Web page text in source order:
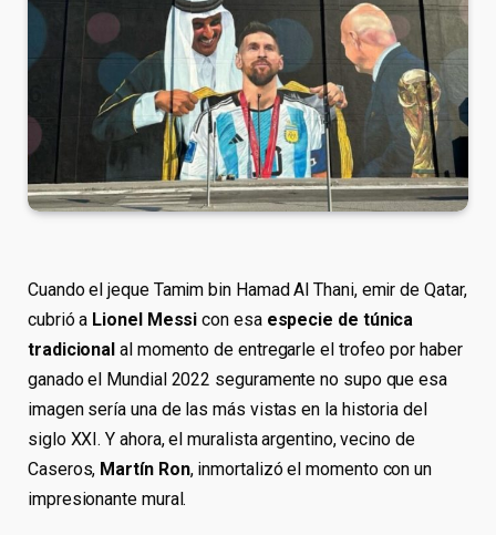
Cuando el jeque Tamim bin Hamad Al Thani, emir de Qatar,
cubrió a Lionel Messicon esaespecie de túnica
tradicional al momento de entregarle el trofeo por haber
ganado el Mundial 2022 seguramente no supo que esa
imagen sería una de las más vistas en la historia del
siglo XXI. Y ahora, el muralista argentino, vecino de
Caseros, Martín Ron, inmortalizó el momento con un
impresionante mural.